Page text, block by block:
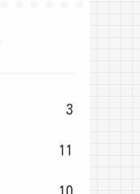
3
11
10